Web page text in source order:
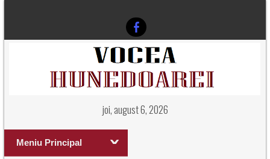
joi, august 6, 2026
Meniu Principal